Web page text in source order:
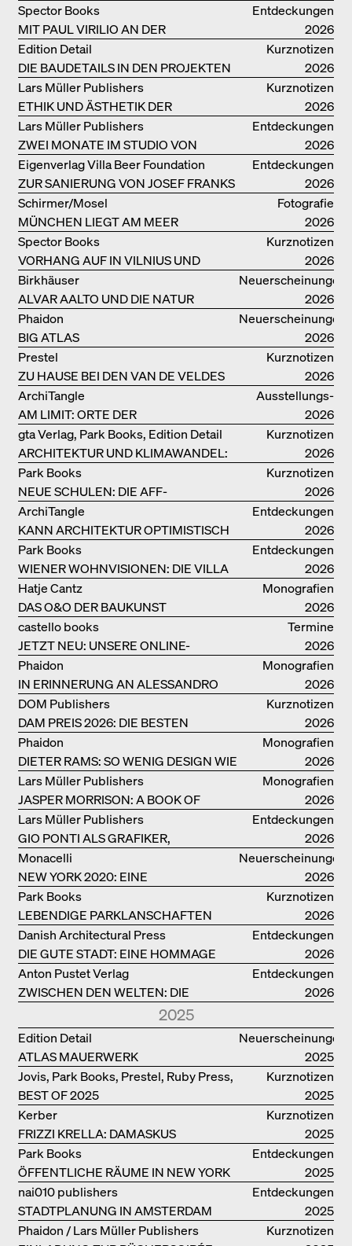
Entdeckungen
MIT PAUL VIRILIO AN DER
ATLANTIKKÜSTE
Spector Books
2026
Kurznotizen
DIE BAUDETAILS IN DEN PROJEKTEN
VON HERZOG & DE MEURON
Edition Detail
2026
Kurznotizen
ETHIK UND ÄSTHETIK DER
LANDSCHAFT: ROBERTO BURLE
MARX
Lars Müller Publishers
2026
Entdeckungen
ZWEI MONATE IM STUDIO VON
OSCAR NIEMEYER AN DER
COPACABANA
Lars Müller Publishers
2026
Entdeckungen
ZUR SANIERUNG VON JOSEF FRANKS
VILLA BEER
Eigenverlag Villa Beer Foundation
2026
Fotografie
MÜNCHEN LIEGT AM MEER
Schirmer/Mosel
2026
Kurznotizen
VORHANG AUF IN VILNIUS UND
MINSK!
Spector Books
2026
Neuerscheinungen
ALVAR AALTO UND DIE NATUR
Birkhäuser
2026
Neuerscheinungen
BIG ATLAS
Phaidon
2026
Kurznotizen
ZU HAUSE BEI DEN VAN DE VELDES
Prestel
2026
Ausstellungs­
kataloge
AM LIMIT: ORTE DER
LEBENSMITTELPRODUKTION
ArchiTangle
2026
Kurznotizen
ARCHITEKTUR UND KLIMAWANDEL:
WEITERE BUCHEMPFEHLUNGEN
gta Verlag, Park Books, Edition Detail
2026
Kurznotizen
NEUE SCHULEN: DIE AFF-
MONOGRAFIE
Park Books
2026
Entdeckungen
KANN ARCHITEKTUR OPTIMISTISCH
SEIN?
ArchiTangle
2026
Entdeckungen
WIENER WOHNVISIONEN: DIE VILLA
REZEK
Park Books
2026
Monografien
DAS O&O DER BAUKUNST
Hatje Cantz
2026
Termine
JETZT NEU: UNSERE ONLINE-
BUCHHANDLUNG
castello books
2026
Monografien
IN ERINNERUNG AN ALESSANDRO
MENDINI
Phaidon
2026
Kurznotizen
DAM PREIS 2026: DIE BESTEN
BAUTEN IN/AUS DEUTSCHLAND
DOM Publishers
2026
Monografien
DIETER RAMS: SO WENIG DESIGN WIE
MÖGLICH
Phaidon
2026
Monografien
JASPER MORRISON: A BOOK OF
THINGS
Lars Müller Publishers
2026
Entdeckungen
GIO PONTI ALS GRAFIKER,
ARCHITEKT, DESIGNER….
Lars Müller Publishers
2026
Neuerscheinungen
NEW YORK 2020: EINE
ENZYKLOPÄDIE DER ARCHITEKTUR
Monacelli
2026
Kurznotizen
LEBENDIGE PARKLANSCHAFTEN
Park Books
2026
Entdeckungen
DIE GUTE STADT: EINE HOMMAGE
DES MENSCHENFREUNDS JAN GEHL
Danish Architectural Press
2026
Entdeckungen
ZWISCHEN DEN WELTEN: DIE
POWER-ARCHITEKTIN ELIZABETH
SCHEU CLOSE
Anton Pustet Verlag
2026
2025
Neuerscheinungen
ATLAS MAUERWERK
Edition Detail
2025
Kurznotizen
BEST OF 2025
Jovis, Park Books, Prestel, Ruby Press,
Scheidegger Spiess, Steidl, Thames &
Hudson, Walther König
2025
Kurznotizen
FRIZZI KRELLA: DAMASKUS
Kerber
2025
Entdeckungen
ÖFFENTLICHE RÄUME IN NEW YORK
Park Books
2025
Entdeckungen
STADTPLANUNG IN AMSTERDAM
nai010 publishers
2025
Kurznotizen
Phaidon / Lars Müller Publishers